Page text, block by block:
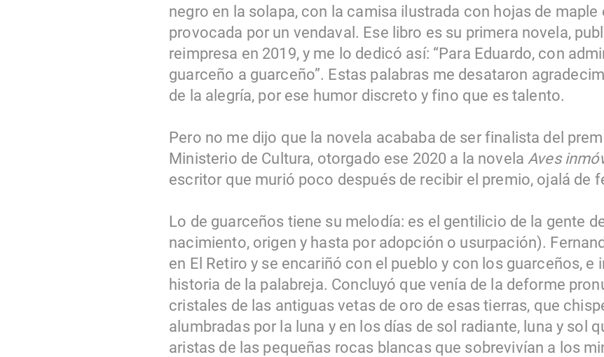
negro en la solapa, con la camisa ilustrada con hojas de maple
provocada por un vendaval. Ese libro es su primera novela,
reimpresa en 2019, y me lo dedicó así: “Para Eduardo, con
guarceño a guarceño”. Estas palabras me desataron
de la alegría, por ese humor discreto y fino que es talento.
Pero no me dijo que la novela acababa de ser finalista del
Ministerio de Cultura, otorgado ese 2020 a la novela Aves
escritor que murió poco después de recibir el premio, ojalá de
Lo de guarceños tiene su melodía: es el gentilicio de la gente
nacimiento, origen y hasta por adopción o usurpación).
en El Retiro y se encariñó con el pueblo y con los guarceños, e
historia de la palabreja. Concluyó que venía de la deforme
cristales de las antiguas vetas de oro de esas tierras, que
alumbradas por la luna y en los días de sol radiante, luna y sol
aristas de las pequeñas rocas blancas que sobrevivían a los